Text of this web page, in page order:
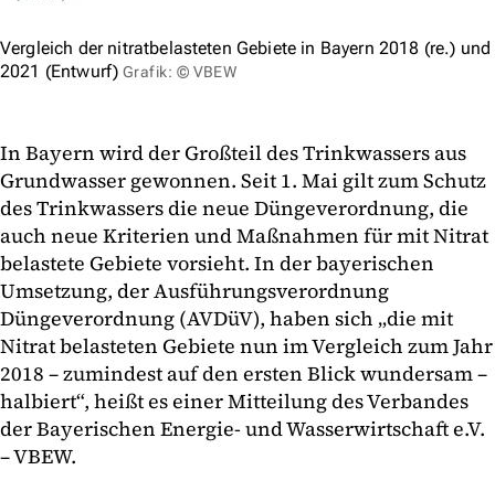
Vergleich der nitratbelasteten Gebiete in Bayern 2018 (re.) und
2021 (Entwurf) Grafik: © VBEW
In Bayern wird der Großteil des Trinkwassers aus
Grundwasser gewonnen. Seit 1. Mai gilt zum Schutz
des Trinkwassers die neue Düngeverordnung, die
auch neue Kriterien und Maßnahmen für mit Nitrat
belastete Gebiete vorsieht. In der bayerischen
Umsetzung, der Ausführungsverordnung
Düngeverordnung (AVDüV), haben sich „die mit
Nitrat belasteten Gebiete nun im Vergleich zum Jahr
2018 – zumindest auf den ersten Blick wundersam –
halbiert“, heißt es einer Mitteilung des Verbandes
der Bayerischen Energie- und Wasserwirtschaft e.V.
– VBEW.